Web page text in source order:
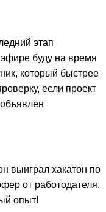
этап
буду на время
который быстрее
если проект
выиграл хакатон по
от работодателя.
опыт!